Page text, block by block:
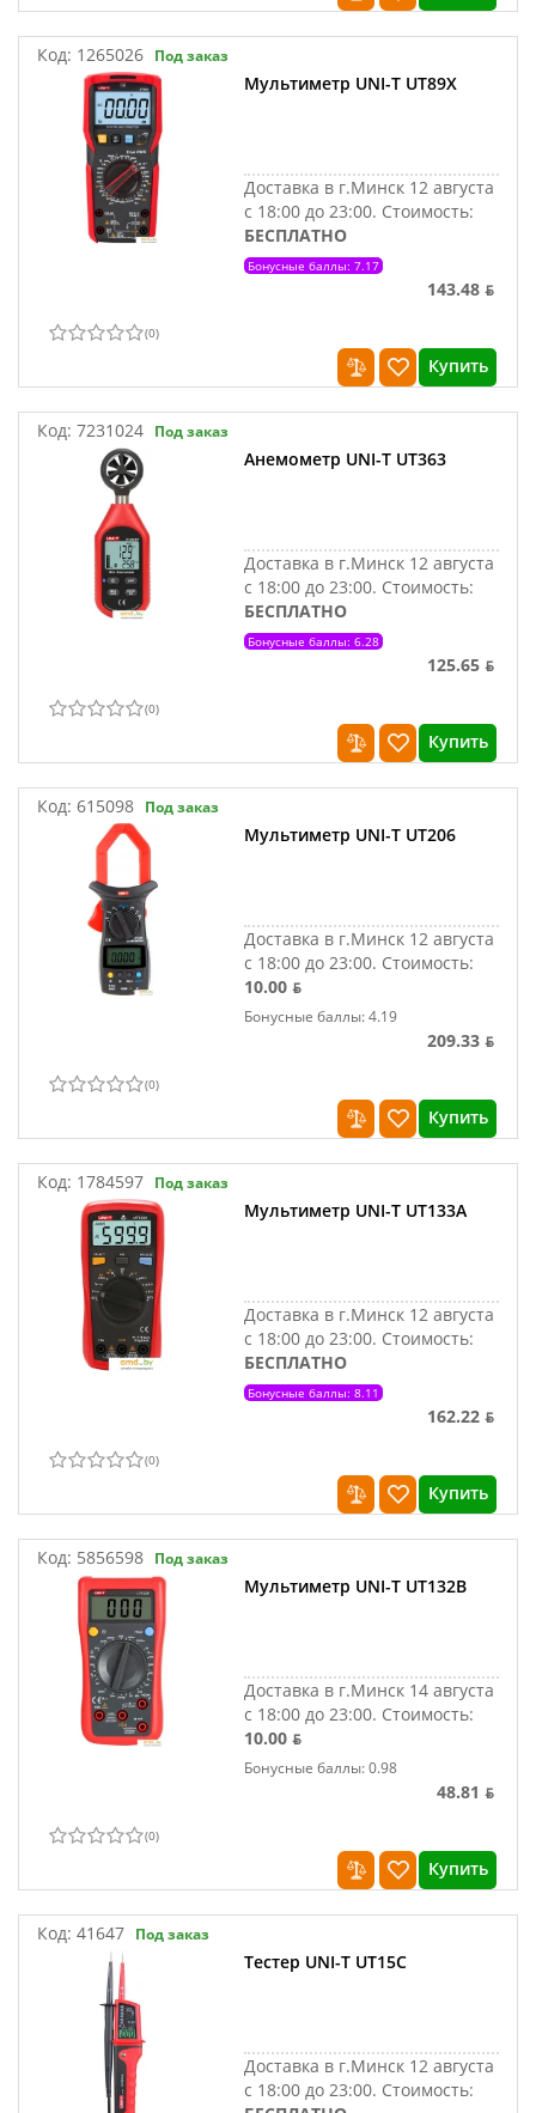
Код: 1265026 Под заказ
Мультиметр UNI-T UT89X
Доставка в г.Минск 12 августа
с 18:00 до 23:00. Стоимость:
БЕСПЛАТНО
Бонусные баллы: 7.17
143.48 ƃ
(0)
Купить
Код: 7231024 Под заказ
Анемометр UNI-T UT363
Доставка в г.Минск 12 августа
с 18:00 до 23:00. Стоимость:
БЕСПЛАТНО
Бонусные баллы: 6.28
125.65 ƃ
(0)
Купить
Код: 615098 Под заказ
Мультиметр UNI-T UT206
Доставка в г.Минск 12 августа
с 18:00 до 23:00. Стоимость:
10.00 ƃ
Бонусные баллы: 4.19
209.33 ƃ
(0)
Купить
Код: 1784597 Под заказ
Мультиметр UNI-T UT133A
Доставка в г.Минск 12 августа
с 18:00 до 23:00. Стоимость:
БЕСПЛАТНО
Бонусные баллы: 8.11
162.22 ƃ
(0)
Купить
Код: 5856598 Под заказ
Мультиметр UNI-T UT132B
Доставка в г.Минск 14 августа
с 18:00 до 23:00. Стоимость:
10.00 ƃ
Бонусные баллы: 0.98
48.81 ƃ
(0)
Купить
Код: 41647 Под заказ
Тестер UNI-T UT15C
Доставка в г.Минск 12 августа
с 18:00 до 23:00. Стоимость: